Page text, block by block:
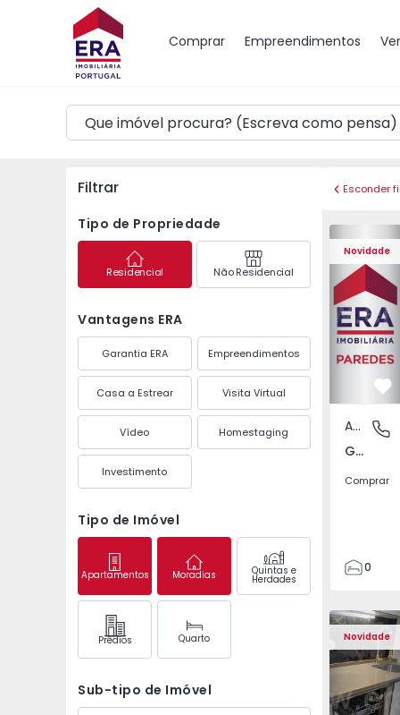
Comprar Empreendimentos
Mapa
Filtrar
Tipo de Propriedade
Residencial Não Residencial
Vantagens ERA
Garantia ERA Empreendimentos
Casa a Estrear Visita Virtual
Vídeo Homestaging
Investimento
Tipo de Imóvel
Apartamentos Moradias Quintas e
Herdades
Prédios Quarto
Sub-tipo de Imóvel
Esconder
Novidade
Gandra,
Apartamento
Gandra, Porto
Comprar
0
3
Novidade
Apartamento T2